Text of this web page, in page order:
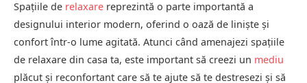
Spațiile de relaxare reprezintă o parte importantă a
designului interior modern, oferind o oază de liniște și
confort într-o lume agitată. Atunci când amenajezi spațiile
de relaxare din casa ta, este important să creezi un mediu
plăcut și reconfortant care să te ajute să te destresezi și să